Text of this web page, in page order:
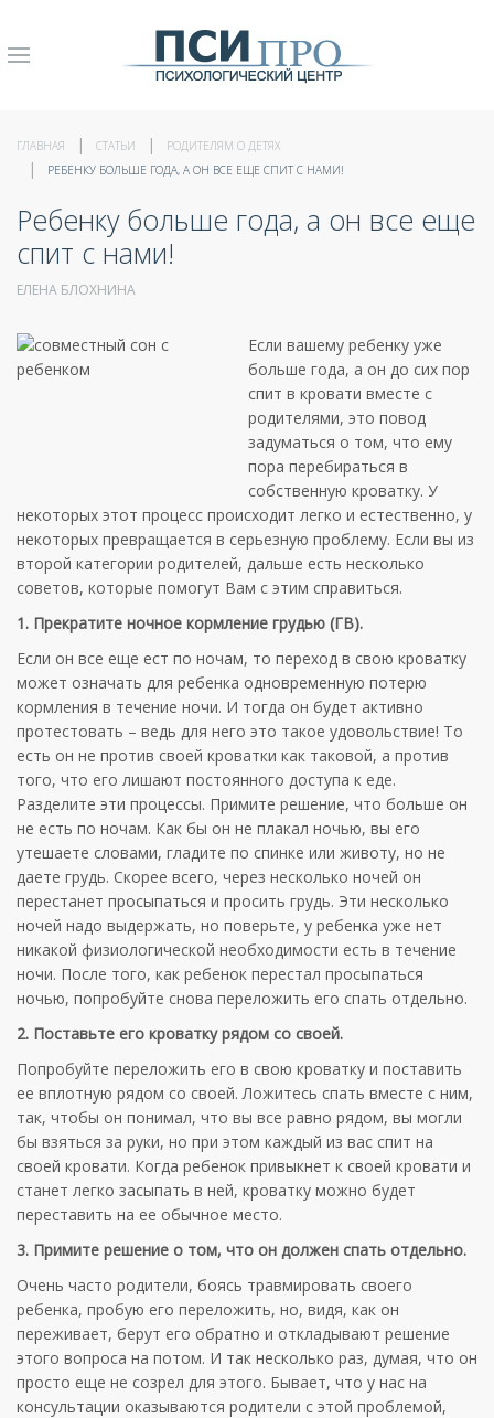
ГЛАВНАЯ СТАТЬИ
РОДИТЕЛЯМ О ДЕТЯХ
РЕБЕНКУ БОЛЬШЕ ГОДА, А ОН ВСЕ ЕЩЕ СПИТ С НАМИ!
Ребенку больше года, а он все еще
спит с нами!
ЕЛЕНА БЛОХНИНА
Если вашему ребенку уже
больше года, а он до сих пор
спит в кровати вместе с
родителями, это повод
задуматься о том, что ему
пора перебираться в
собственную кроватку. У
некоторых этот процесс происходит легко и естественно, у
некоторых превращается в серьезную проблему. Если вы из
второй категории родителей, дальше есть несколько
советов, которые помогут Вам с этим справиться.
1. Прекратите ночное кормление грудью (ГВ).
Если он все еще ест по ночам, то переход в свою кроватку
может означать для ребенка одновременную потерю
кормления в течение ночи. И тогда он будет активно
протестовать – ведь для него это такое удовольствие! То
есть он не против своей кроватки как таковой, а против
того, что его лишают постоянного доступа к еде.
Разделите эти процессы. Примите решение, что больше он
не есть по ночам. Как бы он не плакал ночью, вы его
утешаете словами, гладите по спинке или животу, но не
даете грудь. Скорее всего, через несколько ночей он
перестанет просыпаться и просить грудь. Эти несколько
ночей надо выдержать, но поверьте, у ребенка уже нет
никакой физиологической необходимости есть в течение
ночи. После того, как ребенок перестал просыпаться
ночью, попробуйте снова переложить его спать отдельно.
2. Поставьте его кроватку рядом со своей.
Попробуйте переложить его в свою кроватку и поставить
ее вплотную рядом со своей. Ложитесь спать вместе с ним,
так, чтобы он понимал, что вы все равно рядом, вы могли
бы взяться за руки, но при этом каждый из вас спит на
своей кровати. Когда ребенок привыкнет к своей кровати и
станет легко засыпать в ней, кроватку можно будет
переставить на ее обычное место.
3. Примите решение о том, что он должен спать отдельно.
Очень часто родители, боясь травмировать своего
ребенка, пробую его переложить, но, видя, как он
переживает, берут его обратно и откладывают решение
этого вопроса на потом. И так несколько раз, думая, что он
просто еще не созрел для этого. Бывает, что у нас на
консультации оказываются родители с этой проблемой,